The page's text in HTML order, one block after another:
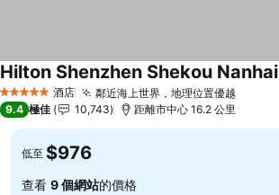
5 星級 酒店 鄰近海上世界，地理位置優越
Hilton Shenzhen Shekou Nanhai
9.4 極佳 10,743 距離市中心 16.2 公里
低至 $976
查看 9 個網站的價格